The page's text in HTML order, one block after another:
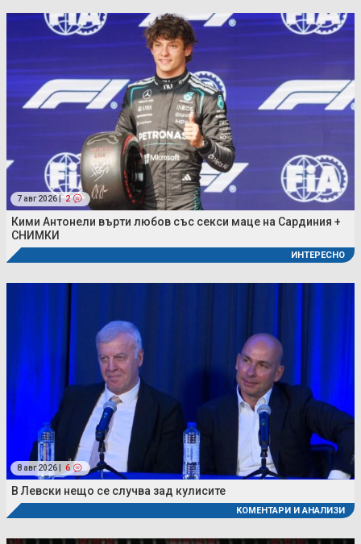
7 авг 2026 | 2
Кими Антонели върти любов със секси маце на Сардиния +
СНИМКИ
ИНТЕРЕСНО
8 авг 2026 | 6
В Левски нещо се случва зад кулисите
КОМЕНТАРИ И АНАЛИЗИ